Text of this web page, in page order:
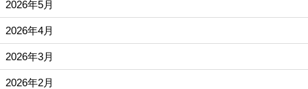
2026年5月
2026年4月
2026年3月
2026年2月